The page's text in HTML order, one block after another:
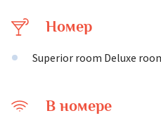
Номер
Superior room Deluxe
В номере